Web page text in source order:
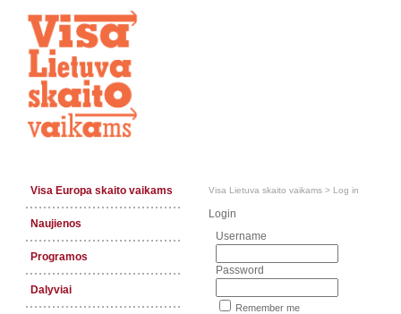
Visa Europa skaito vaikams
Naujienos
Programos
Dalyviai
Visa Lietuva skaito vaikams > Log in
Login
Username
Password
Remember me